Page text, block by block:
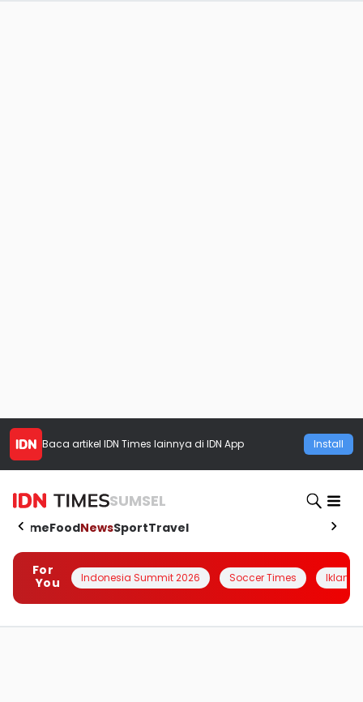
Baca artikel IDN Times lainnya di IDN App Install
SUMSEL
HomeFoodNewsSportTravel
For
You
Indonesia Summit 2026 Soccer Times Iklanin